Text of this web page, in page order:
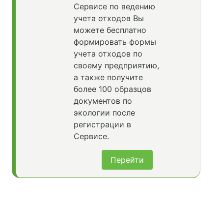
Сервисе по ведению
учета отходов Вы
можете бесплатно
формировать формы
учета отходов по
своему предприятию,
а также получите
более 100 образцов
документов по
экологии после
регистрации в
Сервисе.
Перейти